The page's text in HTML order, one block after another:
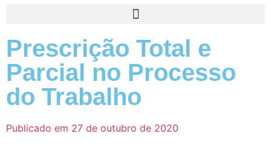
Prescrição Total e
Parcial no Processo
do Trabalho
Publicado em 27 de outubro de 2020